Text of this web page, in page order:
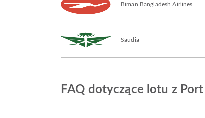
Biman Bangladesh Airlines
Saudia
FAQ dotyczące lotu z